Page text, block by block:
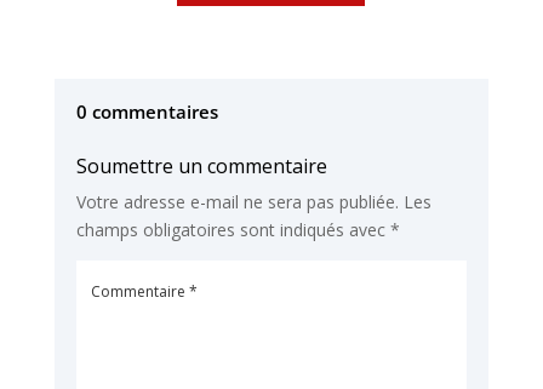
0 commentaires
Soumettre un commentaire
Votre adresse e-mail ne sera pas publiée. Les
champs obligatoires sont indiqués avec *